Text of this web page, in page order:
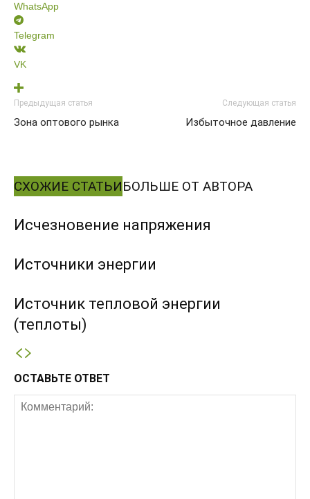
WhatsApp
Telegram
VK
Предыдущая статья
Зона оптового рынка
Следующая статья
Избыточное давление
СХОЖИЕ СТАТЬИБОЛЬШЕ ОТ АВТОРА
Исчезновение напряжения
Источники энергии
Источник тепловой энергии
(теплоты)
ОСТАВЬТЕ ОТВЕТ